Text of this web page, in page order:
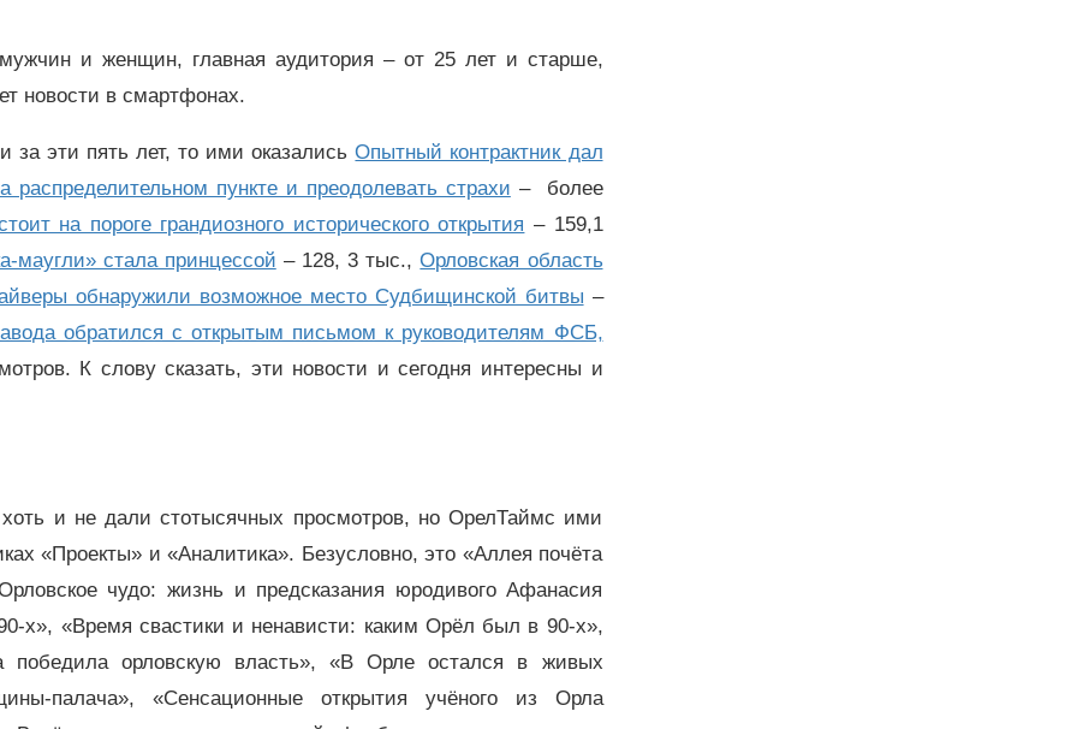
и женщин, главная аудитория – от 25 лет и старше,
новости в смартфонах.
за эти пять лет, то ими оказалисьОпытный контрактник дал
пункте и преодолевать страхи – более
на пороге грандиозного исторического открытия – 159,1
маугли‎» стала принцессой – 128, 3 тыс.,Орловская область
обнаружили возможное место Судбищинской битвы –
обратился с открытым письмом к руководителям ФСБ,
К слову сказать, эти новости и сегодня интересны и
и не дали стотысячных просмотров, но ОрелТаймс ими
«Проекты» и «Аналитика». Безусловно, это «Аллея почёта
чудо: жизнь и предсказания юродивого Афанасия
х», «Время свастики и ненависти: каким Орёл был в 90-х»,
победила орловскую власть», «В Орле остался в живых
палача», «Сенсационные открытия учёного из Орла